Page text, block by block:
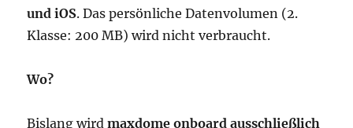
und iOS. Das persönliche Datenvolumen (2.
Klasse: 200 MB) wird nicht verbraucht.
Wo?
Bislang wirdmaxdome onboard ausschließlich